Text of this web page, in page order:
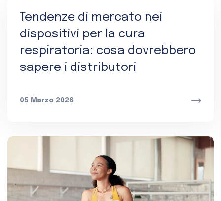
Tendenze di mercato nei
dispositivi per la cura
respiratoria: cosa dovrebbero
sapere i distributori
05 Marzo 2026